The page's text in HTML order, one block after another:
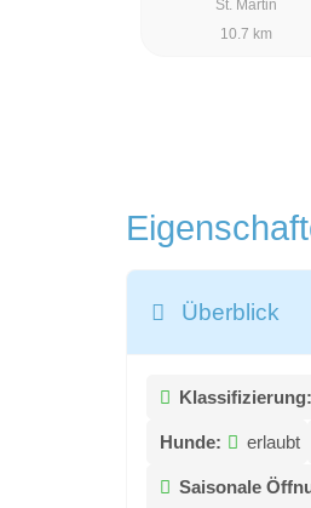
St. Martin
10.7 km
Überblick
Klassifizierung:
Hunde: erlaubt
Saisonale